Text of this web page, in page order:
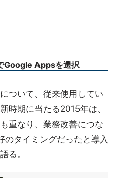
Google Appsを選択
ついて、従来使用してい
時期に当たる2015年は、
重なり、業務改善につな
のタイミングだったと導入
る。